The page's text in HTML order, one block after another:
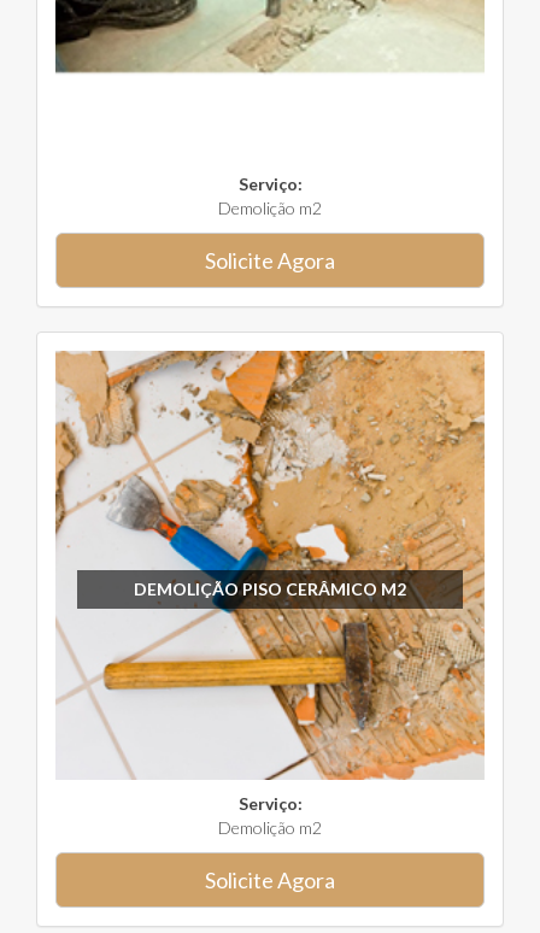
Serviço:
Demolição m2
Solicite Agora
DEMOLIÇÃO PISO CERÂMICO M2
Serviço:
Demolição m2
Solicite Agora